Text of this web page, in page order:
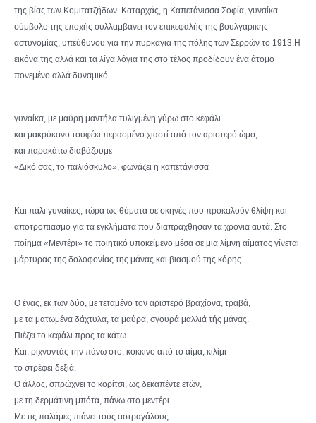
της βίας των Κομιτατζήδων. Καταρχάς, η Καπετάνισσα Σοφία, γυναίκα
σύμβολο της εποχής συλλαμβάνει τον επικεφαλής της βουλγάρικης
αστυνομίας, υπεύθυνου για την πυρκαγιά της πόλης των Σερρών το 1913.Η
εικόνα της αλλά και τα λίγα λόγια της στο τέλος προδίδουν ένα άτομο
πονεμένο αλλά δυναμικό
γυναίκα, με μαύρη μαντήλα τυλιγμένη γύρω στο κεφάλι
και μακρύκανο τουφέκι περασμένο χιαστί από τον αριστερό ώμο,
και παρακάτω διαβάζουμε
«Δικό σας, το παλιόσκυλο», φωνάζει η καπετάνισσα
Και πάλι γυναίκες, τώρα ως θύματα σε σκηνές που προκαλούν θλίψη και
αποτροπιασμό για τα εγκλήματα που διαπράχθησαν τα χρόνια αυτά. Στο
ποίημα «Μεντέρι» το ποιητικό υποκείμενο μέσα σε μια λίμνη αίματος γίνεται
μάρτυρας της δολοφονίας της μάνας και βιασμού της κόρης .
Ο ένας, εκ των δύο, με τεταμένο τον αριστερό βραχίονα, τραβά,
με τα ματωμένα δάχτυλα, τα μαύρα, σγουρά μαλλιά τής μάνας.
Πιέζει το κεφάλι προς τα κάτω
Και, ρίχνοντάς την πάνω στο, κόκκινο από το αίμα, κιλίμι
το στρέφει δεξιά.
Ο άλλος, σπρώχνει το κορίτσι, ως δεκαπέντε ετών,
με τη δερμάτινη μπότα, πάνω στο μεντέρι.
Με τις παλάμες πιάνει τους αστραγάλους